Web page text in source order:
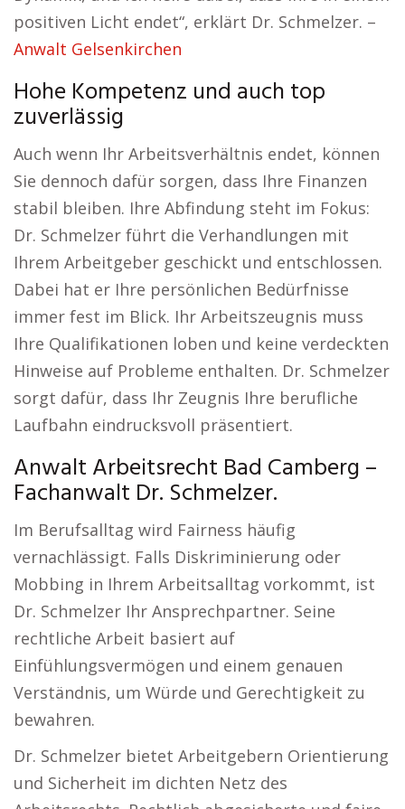
positiven Licht endet“, erklärt Dr. Schmelzer. –
Anwalt Gelsenkirchen
Hohe Kompetenz und auch top
zuverlässig
Auch wenn Ihr Arbeitsverhältnis endet, können
Sie dennoch dafür sorgen, dass Ihre Finanzen
stabil bleiben. Ihre Abfindung steht im Fokus:
Dr. Schmelzer führt die Verhandlungen mit
Ihrem Arbeitgeber geschickt und entschlossen.
Dabei hat er Ihre persönlichen Bedürfnisse
immer fest im Blick. Ihr Arbeitszeugnis muss
Ihre Qualifikationen loben und keine verdeckten
Hinweise auf Probleme enthalten. Dr. Schmelzer
sorgt dafür, dass Ihr Zeugnis Ihre berufliche
Laufbahn eindrucksvoll präsentiert.
Anwalt Arbeitsrecht Bad Camberg –
Fachanwalt Dr. Schmelzer.
Im Berufsalltag wird Fairness häufig
vernachlässigt. Falls Diskriminierung oder
Mobbing in Ihrem Arbeitsalltag vorkommt, ist
Dr. Schmelzer Ihr Ansprechpartner. Seine
rechtliche Arbeit basiert auf
Einfühlungsvermögen und einem genauen
Verständnis, um Würde und Gerechtigkeit zu
bewahren.
Dr. Schmelzer bietet Arbeitgebern Orientierung
und Sicherheit im dichten Netz des